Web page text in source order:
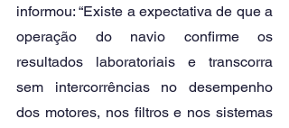
informou: “Existe a expectativa de que a
operação do navio confirme os
resultados laboratoriais e transcorra
sem intercorrências no desempenho
dos motores, nos filtros e nos sistemas